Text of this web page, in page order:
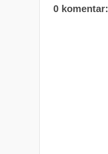
0 komentar: